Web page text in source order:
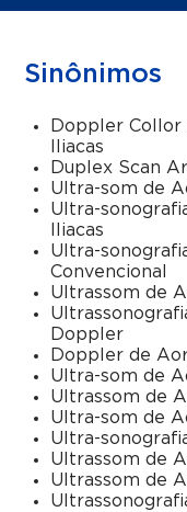
Sinônimos
Doppler
Iliacas
Duplex Scan
Ultra-som de
Ultra-
Iliacas
Ultra-
Convencional
Ultrassom de
Doppler
Doppler de
Ultra-som de
Ultrassom de
Ultra-som de
Ultra-
Ultrassom de
Ultrassom de